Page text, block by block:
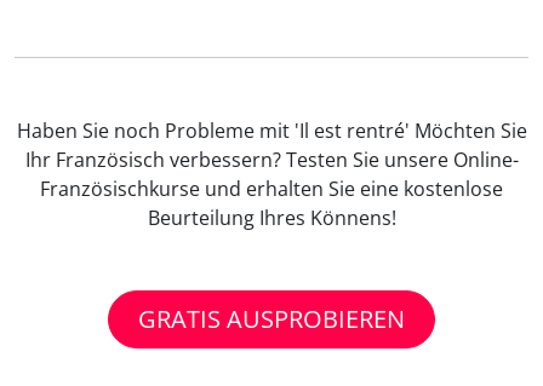
Haben Sie noch Probleme mit 'Il est rentré' Möchten Sie
Ihr Französisch verbessern? Testen Sie unsere Online-
Französischkurse und erhalten Sie eine kostenlose
Beurteilung Ihres Könnens!
GRATIS AUSPROBIEREN